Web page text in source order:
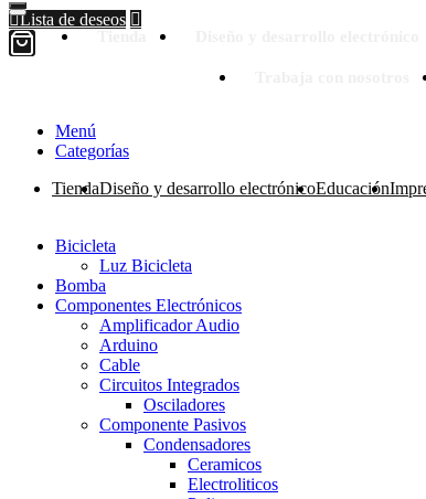
Lista de deseos
Menú
Categorías
TiendaDiseño y desarrollo electrónicoEducación
Bicicleta
Luz Bicicleta
Bomba
Componentes Electrónicos
Amplificador Audio
Arduino
Cable
Circuitos Integrados
Osciladores
Componente Pasivos
Condensadores
Ceramicos
Electroliticos